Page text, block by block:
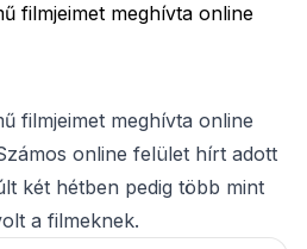
filmjeimet meghívta online
filmjeimet meghívta online
online felület hírt adott
két hétben pedig több mint
a filmeknek.